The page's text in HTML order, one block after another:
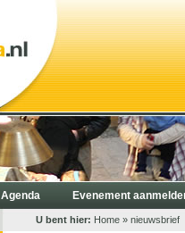
Agenda Evenement
U bent hier: Home » nieuwsbrief